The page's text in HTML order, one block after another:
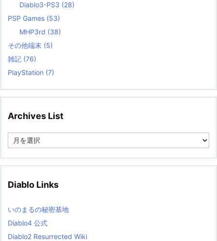
Diablo3-PS3 (28)
PSP Games (53)
MHP3rd (38)
その他端末 (5)
雑記 (76)
PlayStation (7)
Archives List
e
i
s
t
Diablo Links
いのまるの秘密基地
Diablo4 公式
Diablo2 Resurrected Wiki